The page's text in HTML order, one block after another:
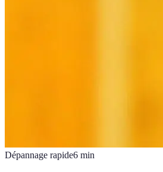
Dépannage rapide6 min